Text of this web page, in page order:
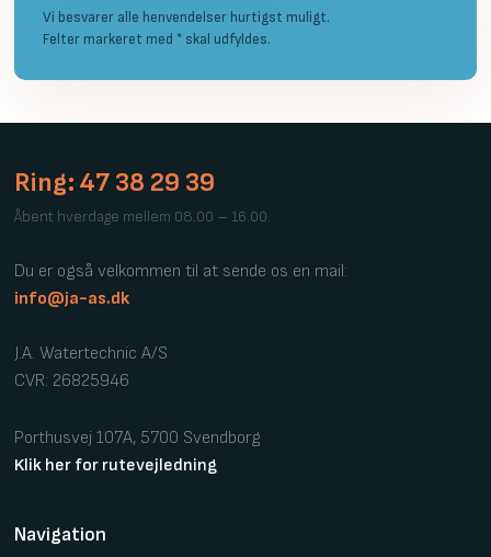
Vi besvarer alle henvendelser hurtigst muligt.
Felter markeret med * skal udfyldes.​
Ring: 47 38 29 39
​Åbent hverdage mellem 08.00 – 16.00.
Du er også velkommen til at sende os en mail:
info@ja-as.dk
J.A. Watertechnic A/S
CVR: 26825946
Porthusvej 107A, 5700 Svendborg
Klik her for rutevejledning
Navigation